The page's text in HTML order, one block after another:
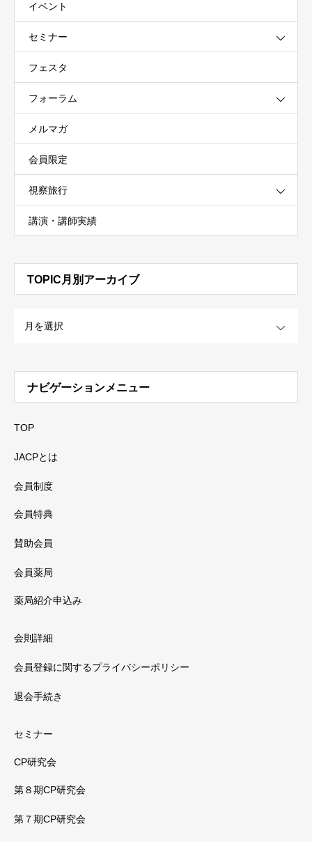
イベント
セミナー
フェスタ
フォーラム
メルマガ
会員限定
視察旅行
講演・講師実績
TOPIC月別アーカイブ
ナビゲーションメニュー
TOP
JACPとは
会員制度
会員特典
賛助会員
会員薬局
薬局紹介申込み
会則詳細
会員登録に関するプライバシーポリシー
退会手続き
セミナー
CP研究会
第８期CP研究会
第７期CP研究会